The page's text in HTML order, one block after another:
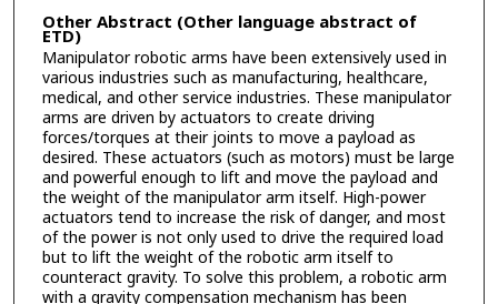
Other Abstract (Other language abstract of
ETD)
Manipulator robotic arms have been extensively used in
various industries such as manufacturing, healthcare,
medical, and other service industries. These manipulator
arms are driven by actuators to create driving
forces/torques at their joints to move a payload as
desired. These actuators (such as motors) must be large
and powerful enough to lift and move the payload and
the weight of the manipulator arm itself. High-power
actuators tend to increase the risk of danger, and most
of the power is not only used to drive the required load
but to lift the weight of the robotic arm itself to
counteract gravity. To solve this problem, a robotic arm
with a gravity compensation mechanism has been